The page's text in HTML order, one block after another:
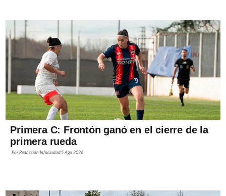
Primera C: Frontón ganó en el cierre de la
primera rueda
PorRedacción Infociudad5 Ago 2026